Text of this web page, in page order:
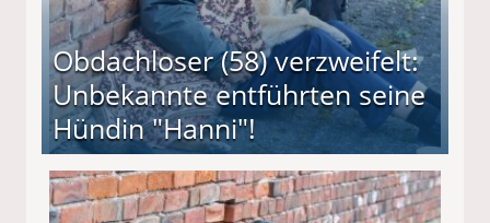
Obdachloser (58) verzweifelt:
Unbekannte entführten seine
Hündin "Hanni"!
entführten seine Hündin "Hanni"!